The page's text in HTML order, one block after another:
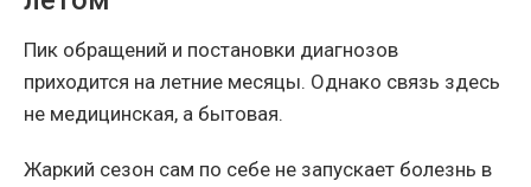
Пик обращений и постановки диагнозов
приходится на летние месяцы. Однако связь здесь
не медицинская, а бытовая.
Жаркий сезон сам по себе не запускает болезнь в